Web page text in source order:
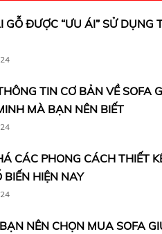
GỖ ĐƯỢC “ƯU ÁI” SỬ DỤNG
TIN CƠ BẢN VỀ SOFA
MÀ BẠN NÊN BIẾT
CÁC PHONG CÁCH THIẾT
BIẾN HIỆN NAY
NÊN CHỌN MUA SOFA